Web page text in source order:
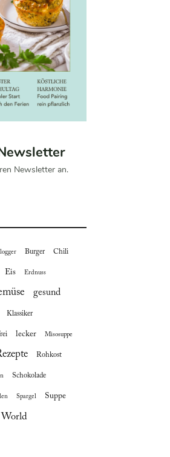
Newsletter an.
Burger Chili
Eis Erdnuss
gesund
Klassiker
lecker Misosuppe
Rohkost
Schokolade
Spargel Suppe
World